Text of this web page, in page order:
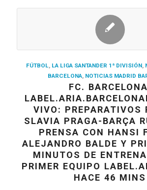
FÚTBOL, LA LIGA SANTANDER 1ª DIVISIÓN,
BARCELONA, NOTICIAS MADRID
FC.
VIVO: PREPARATIVOS
SLAVIA PRAGA-BARÇA
PRENSA CON HANSI
ALEJANDRO BALDE Y
MINUTOS DE
PRIMER EQUIPO
HACE 46 MINS